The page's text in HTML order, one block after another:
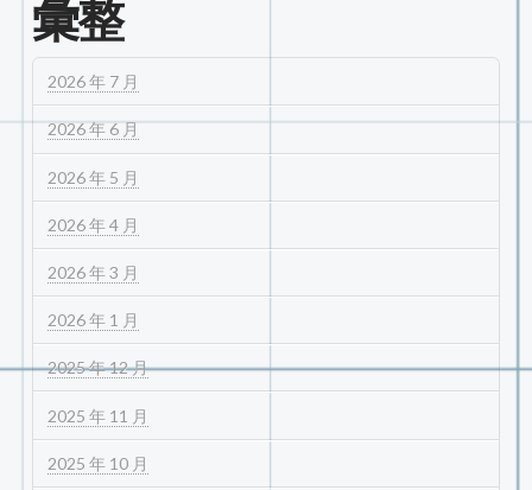
彙整
2026 年 7 月
2026 年 6 月
2026 年 5 月
2026 年 4 月
2026 年 3 月
2026 年 1 月
2025 年 12 月
2025 年 11 月
2025 年 10 月